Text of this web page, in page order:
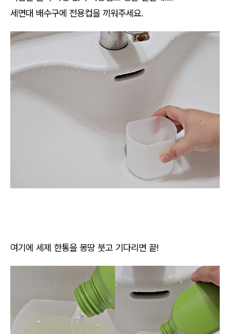
세면대 배수구에 전용컵을 끼워주세요.
여기에 세제 한통을 몽땅 붓고 기다리면 끝!